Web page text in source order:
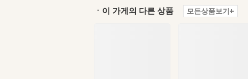
ㆍ이 가게의 다른 상품 모든상품보기+